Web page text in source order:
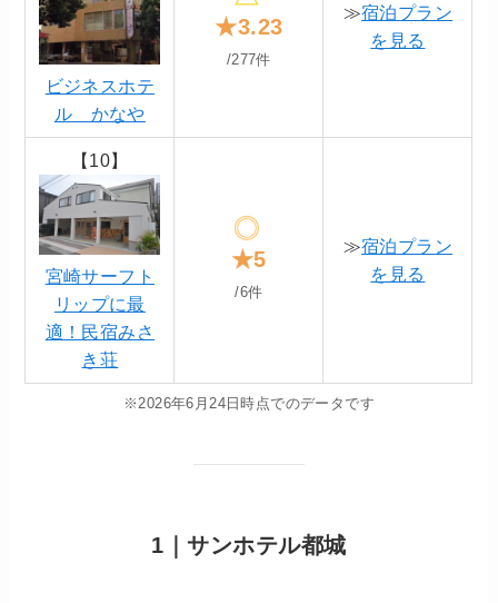
ビジネスホテ
ル かなや
★3.23
/277件
≫宿泊プラン
を見る
【10】
宮崎サーフト
リップに最
適！民宿みさ
き荘
★5
/6件
≫宿泊プラン
を見る
※2026年6月24日時点でのデータです
1｜サンホテル都城